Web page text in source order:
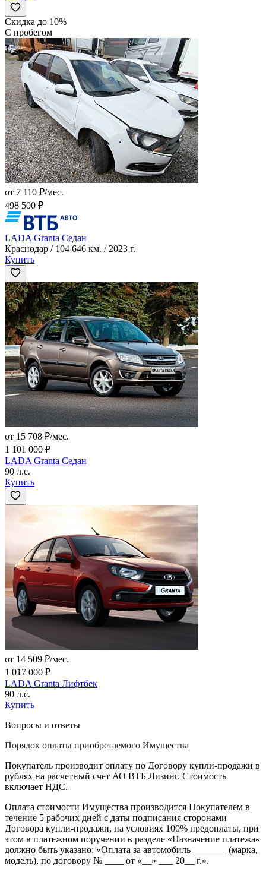
Скидка до 10%
С пробегом
от 7 110 ₽/мес.
498 500 ₽
LADA Granta Седан
Краснодар / 104 646 км. / 2023 г.
Купить
от 15 708 ₽/мес.
1 101 000 ₽
LADA Granta Седан
90 л.с.
Купить
от 14 509 ₽/мес.
1 017 000 ₽
LADA Granta Лифтбек
90 л.с.
Купить
Вопросы и ответы
Порядок оплаты приобретаемого Имущества
Покупатель производит оплату по Договору купли-продажи в
рублях на расчетный счет АО ВТБ Лизинг. Стоимость
включает НДС.
Оплата стоимости Имущества производится Покупателем в
течение 5 рабочих дней с даты подписания сторонами
Договора купли-продажи, на условиях 100% предоплаты, при
этом в платежном поручении в разделе «Назначение платежа»
должно быть указано: «Оплата за автомобиль _______ (марка,
модель), по договору № ____ от «__» ___ 20__ г.».